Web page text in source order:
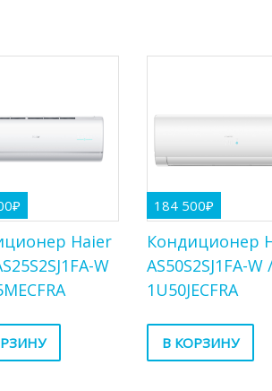
₽
Haier
W
184 500₽
Кондиционер
AS50S2SJ1FA-W
1U50JECFRA
В КОРЗИНУ